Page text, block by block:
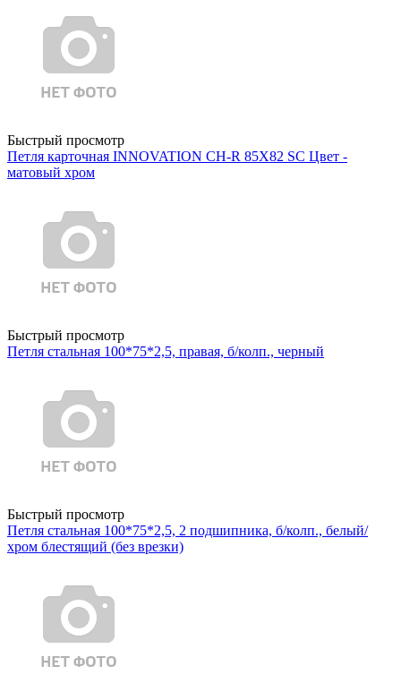
Быстрый просмотр
Петля карточная INNOVATION CH-R 85X82 SC Цвет -
матовый хром
Быстрый просмотр
Петля стальная 100*75*2,5, правая, б/колп., черный
Быстрый просмотр
Петля стальная 100*75*2,5, 2 подшипника, б/колп., белый/
хром блестящий (без врезки)